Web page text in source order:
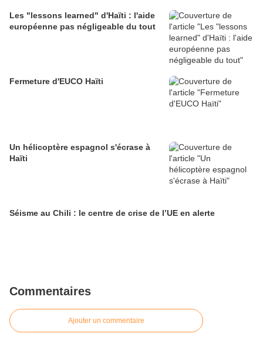
Les "lessons learned" d'Haïti : l'aide
européenne pas négligeable du tout
Fermeture d'EUCO Haïti
Un hélicoptère espagnol s'écrase à
Haïti
Séisme au Chili : le centre de crise de l’UE en alerte
Commentaires
Ajouter un commentaire